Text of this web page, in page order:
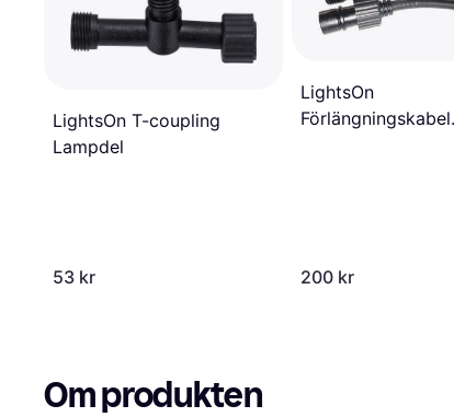
LightsOn T-coupling
Lampdel
53 kr
LightsOn
Förlängningskabel
200 kr
Om produkten